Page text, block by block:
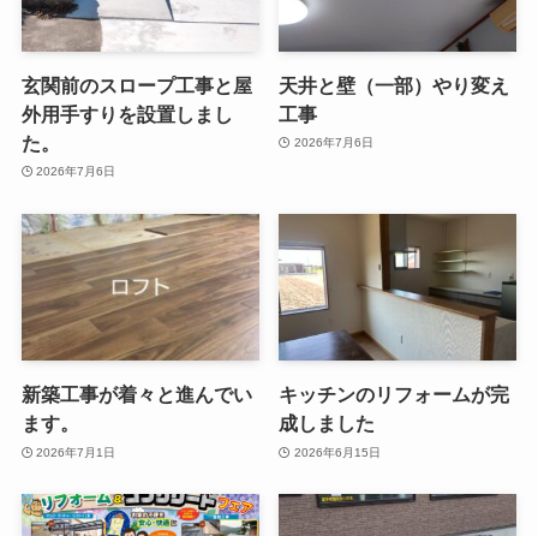
玄関前のスロープ工事と屋
外用手すりを設置しまし
た。
2026年7月6日
天井と壁（一部）やり変え
工事
2026年7月6日
新築工事が着々と進んでい
ます。
2026年7月1日
キッチンのリフォームが完
成しました
2026年6月15日